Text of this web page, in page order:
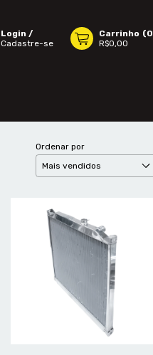
Login /
Cadastre-se
Carrinho (0
R$0,00
Ordenar por